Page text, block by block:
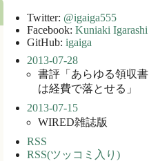
Twitter: @igaiga555
Facebook: Kuniaki Igarashi
GitHub: igaiga
2013-07-28
書評「あらゆる領収書
は経費で落とせる」
2013-07-15
WIRED雑誌版
RSS
RSS(ツッコミ入り)